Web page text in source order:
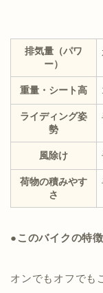
排気量（パワ
ー）
重量・シート高
ライディング姿
勢
風除け
荷物の積みやす
さ
●このバイクの特徴
オンでもオフでも